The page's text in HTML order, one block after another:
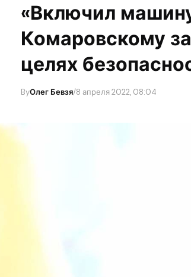
«Включил
Комаровскому
целях
ByОлег Бевзя/8 апреля 2022, 08:04